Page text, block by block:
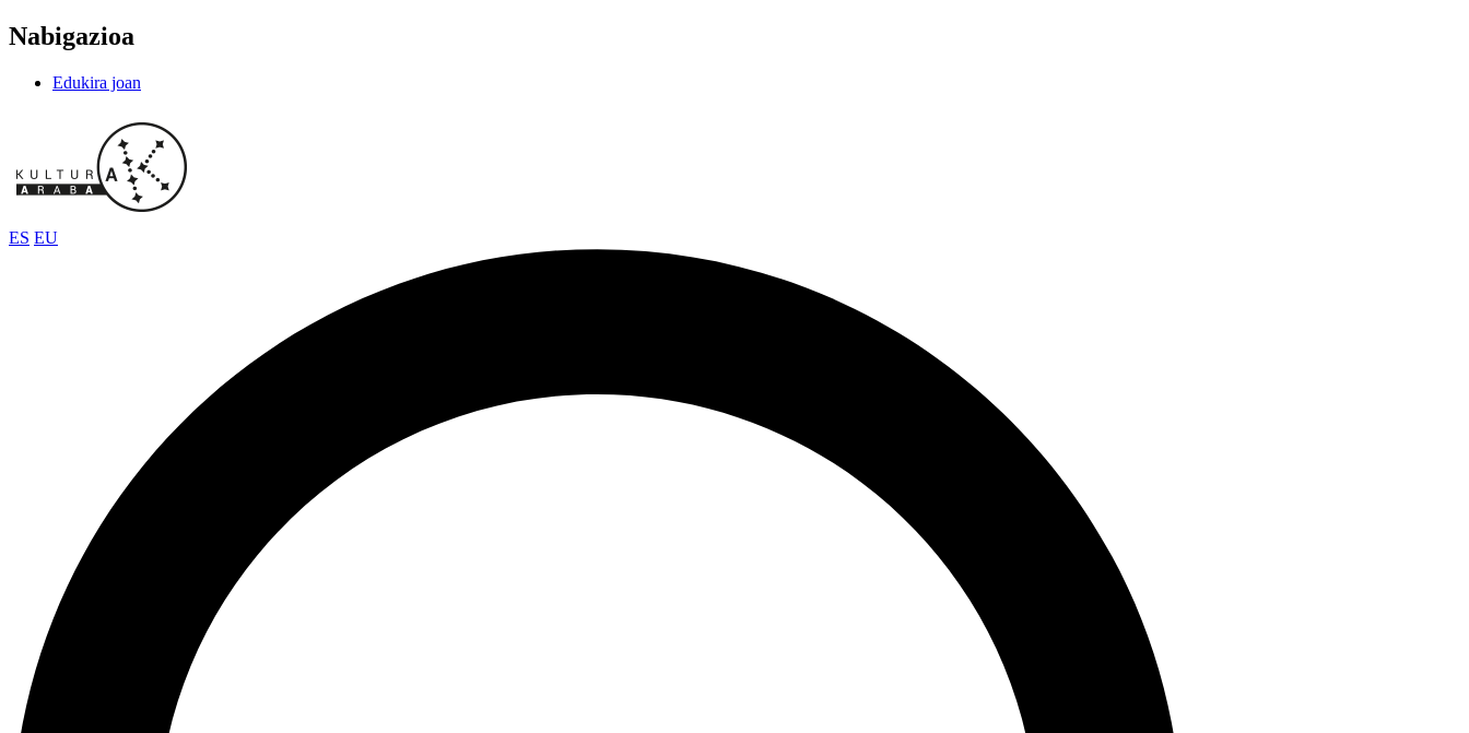
Nabigazioa
Edukira joan
ES EU